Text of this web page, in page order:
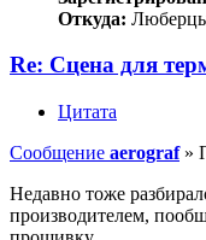
Откуда:
Re: Сцена для
Цитата
Сообщение aerograf»
Недавно тоже
производителем,